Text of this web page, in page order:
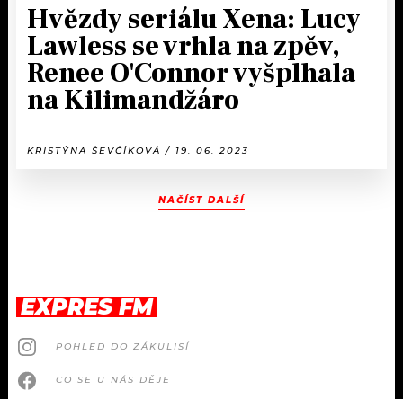
Hvězdy seriálu Xena: Lucy
Lawless se vrhla na zpěv,
Renee O'Connor vyšplhala
na Kilimandžáro
KRISTÝNA ŠEVČÍKOVÁ / 19. 06. 2023
NAČÍST DALŠÍ
EXPRES FM
POHLED DO ZÁKULISÍ
CO SE U NÁS DĚJE